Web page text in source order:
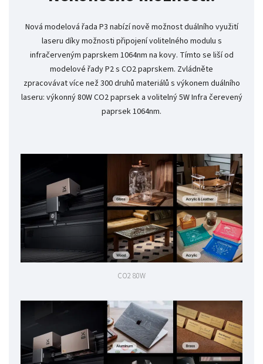
Nová modelová řada P3 nabízí nově možnost duálního využití
laseru díky možnosti připojení volitelného modulu s
infračerveným paprskem 1064nm na kovy. Tímto se liší od
modelové řady P2 s CO2 paprskem. Zvládněte
zpracovávat více než 300 druhů materiálů s výkonem duálního
laseru: výkonný 80W CO2 paprsek a volitelný 5W Infra čerevený
paprsek 1064nm.
CO2 80W